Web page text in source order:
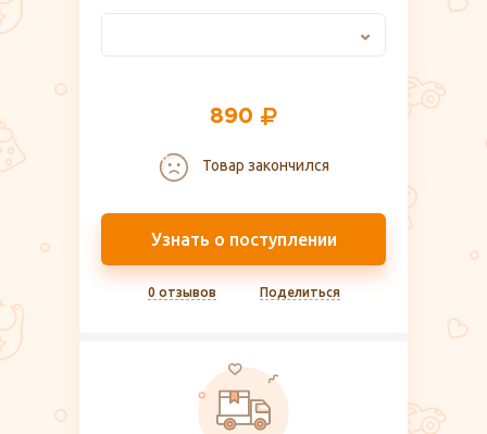
890
Товар закончился
Узнать о поступлении
0 отзывов Поделиться